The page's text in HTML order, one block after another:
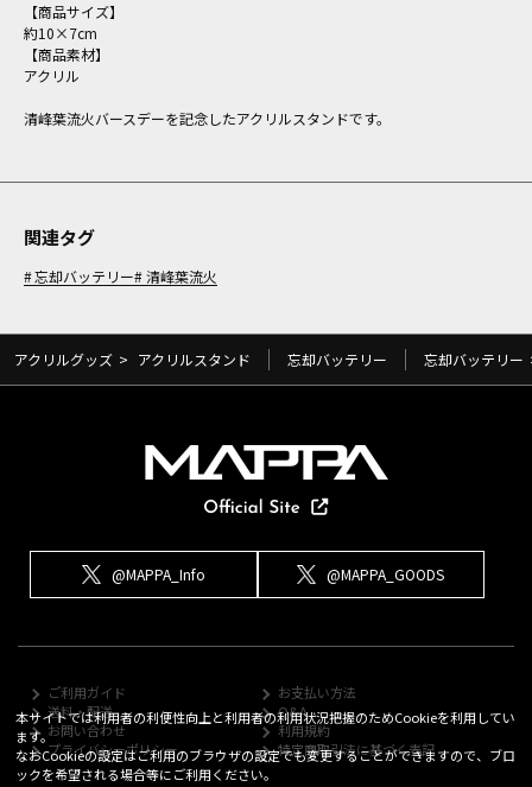
【商品サイズ】
約10×7cm
【商品素材】
アクリル
清峰葉流火バースデーを記念したアクリルスタンドです。
関連タグ
忘却バッテリー 清峰葉流火
アクリルグッズ > アクリルスタンド 忘却バッテリー 忘却バッテリー
@MAPPA_Info @MAPPA_GOODS
ご利用ガイド
お支払い方法
送料・配送
Q&A
お問い合わせ
利用規約
プライバシーポリシー
特定商取引法に基づく表記
本サイトでは利用者の利便性向上と利用者の利用状況把握のためCookieを利用してい
ます。
なおCookieの設定はご利用のブラウザの設定でも変更することができますので、ブロ
ックを希望される場合等にご利用ください。